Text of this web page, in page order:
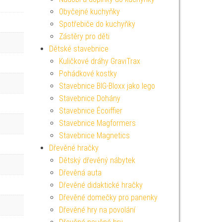
Obyčejné kuchyňky
Spotřebiče do kuchyňky
Zástěry pro děti
Dětské stavebnice
Kuličkové dráhy GraviTrax
Pohádkové kostky
Stavebnice BIG-Bloxx jako lego
Stavebnice Dohány
Stavebnice Écoiffier
Stavebnice Magformers
Stavebnice Magnetics
Dřevěné hračky
Dětský dřevěný nábytek
Dřevěná auta
Dřevěné didaktické hračky
Dřevěné domečky pro panenky
Dřevěné hry na povolání